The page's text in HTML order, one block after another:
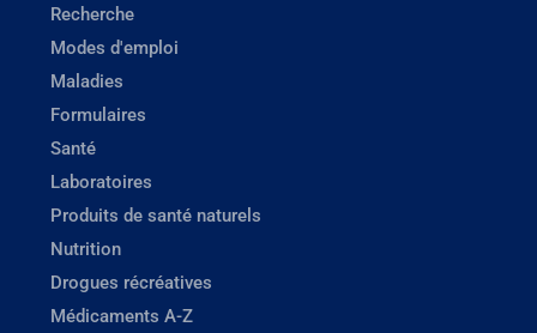
Recherche
Modes d'emploi
Maladies
Formulaires
Santé
Laboratoires
Produits de santé naturels
Nutrition
Drogues récréatives
Médicaments A-Z